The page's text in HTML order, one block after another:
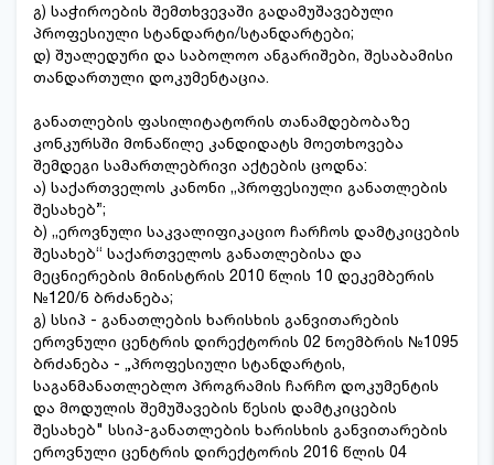
გ) საჭიროების შემთხვევაში გადამუშავებული
პროფესიული სტანდარტი/სტანდარტები;
დ) შუალედური და საბოლოო ანგარიშები, შესაბამისი
თანდართული დოკუმენტაცია.
განათლების ფასილიტატორის თანამდებობაზე
კონკურსში მონაწილე კანდიდატს მოეთხოვება
შემდეგი სამართლებრივი აქტების ცოდნა:
ა) საქართველოს კანონი ,,პროფესიული განათლების
შესახებ”;
ბ) ,,ეროვნული საკვალიფიკაციო ჩარჩოს დამტკიცების
შესახებ“ საქართველოს განათლებისა და
მეცნიერების მინისტრის 2010 წლის 10 დეკემბერის
№120/ნ ბრძანება;
გ) სსიპ - განათლების ხარისხის განვითარების
ეროვნული ცენტრის დირექტორის 02 ნოემბრის №1095
ბრძანება - „პროფესიული სტანდარტის,
საგანმანათლებლო პროგრამის ჩარჩო დოკუმენტის
და მოდულის შემუშავების წესის დამტკიცების
შესახებ" სსიპ-განათლების ხარისხის განვითარების
ეროვნული ცენტრის დირექტორის 2016 წლის 04